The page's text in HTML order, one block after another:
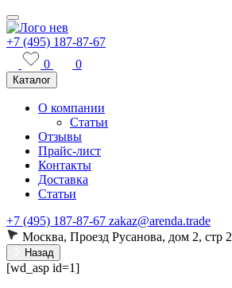
+7 (495) 187-87-67
0
0
Каталог
О компании
Статьи
Отзывы
Прайс-лист
Контакты
Доставка
Статьи
+7 (495) 187-87-67 zakaz@arenda.trade
Москва, Проезд Русанова, дом 2, стр 2
Назад
[wd_asp id=1]